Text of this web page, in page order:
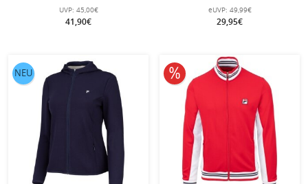
UVP: 45,00€
41,90€
eUVP: 49,99€
29,95€
NEU 10% reduziert